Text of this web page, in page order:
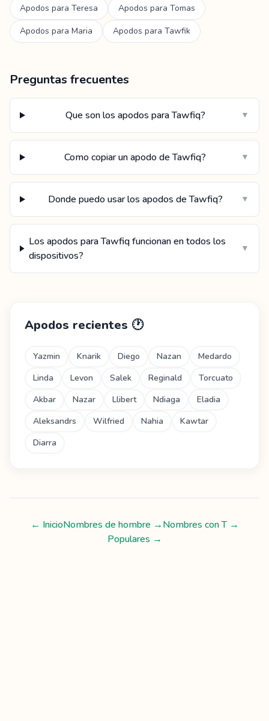
Apodos para Teresa Apodos para Tomas
Apodos para Maria Apodos para Tawfik
Preguntas frecuentes
Que son los apodos para Tawfiq? ▼
Como copiar un apodo de Tawfiq? ▼
Donde puedo usar los apodos de Tawfiq? ▼
Los apodos para Tawfiq funcionan en todos los
dispositivos?
▼
Apodos recientes 🕐
Yazmin Knarik Diego Nazan
Medardo
Linda
Levon Salek Reginald
Torcuato
Akbar
Nazar Llibert Ndiaga
Eladia
Aleksandrs
Wilfried Nahia
Kawtar
Diarra
← InicioNombres de hombre →Nombres conT→
Populares →